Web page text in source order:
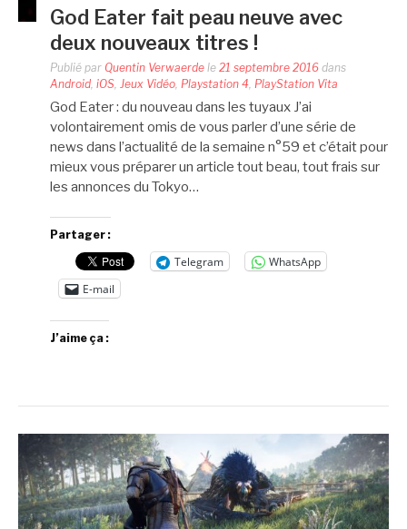
God Eater fait peau neuve avec
deux nouveaux titres !
Publié par Quentin Verwaerde le 21 septembre 2016 dans
Android iOS Jeux Vidéo Playstation 4 PlayStation Vita
God Eater : du nouveau dans les tuyaux J’ai
volontairement omis de vous parler d’une série de
news dans l’actualité de la semaine n°59 et c’était pour
mieux vous préparer un article tout beau, tout frais sur
les annonces du Tokyo…
Partager :
Telegram
WhatsApp
E-mail
J’aime ça :